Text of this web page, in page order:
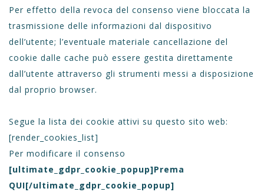
Per effetto della revoca del consenso viene bloccata la
trasmissione delle informazioni dal dispositivo
dell’utente; l’eventuale materiale cancellazione del
cookie dalle cache può essere gestita direttamente
dall’utente attraverso gli strumenti messi a disposizione
dal proprio browser.
Segue la lista dei cookie attivi su questo sito web:
[render_cookies_list]
Per modificare il consenso
[ultimate_gdpr_cookie_popup]Prema
QUI[/ultimate_gdpr_cookie_popup]